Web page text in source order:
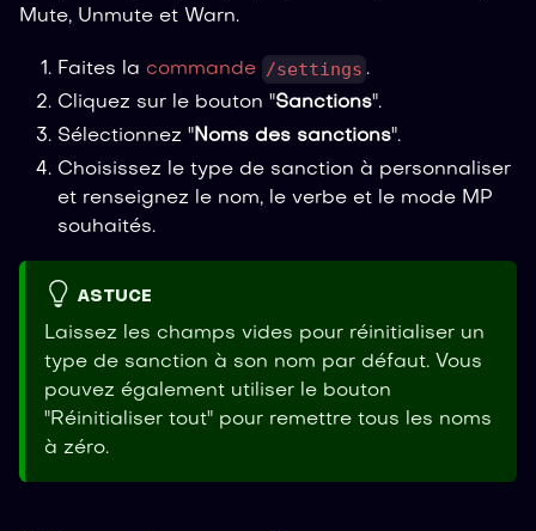
Mute, Unmute et Warn.
Faites la commande /settings .
Cliquez sur le bouton "Sanctions".
Sélectionnez "Noms des sanctions".
Choisissez le type de sanction à personnaliser
et renseignez le nom, le verbe et le mode MP
souhaités.
ASTUCE
Laissez les champs vides pour réinitialiser un
type de sanction à son nom par défaut. Vous
pouvez également utiliser le bouton
"Réinitialiser tout" pour remettre tous les noms
à zéro.